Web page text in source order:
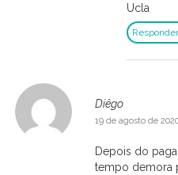
Ucla
Diêgo
19 de agosto de
Depois do
tempo demora